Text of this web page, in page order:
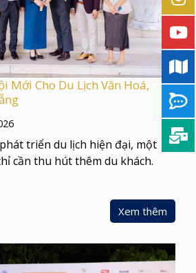
Mới Cho Du Lịch Văn Hoá,
triển du lịch hiện đại, một
cần thu hút thêm du khách.
Xem thêm